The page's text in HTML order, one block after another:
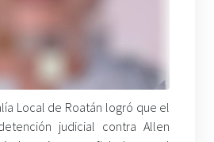
Local de Roatán logró que el
judicial contra Allen